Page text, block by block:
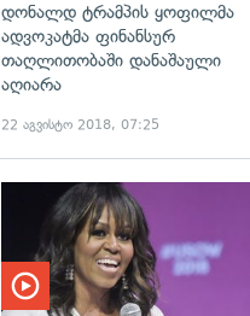
დონალდ ტრამპის ყოფილმა
ადვოკატმა ფინანსურ
თაღლითობაში დანაშაული
აღიარა
22 აგვისტო 2018, 07:25